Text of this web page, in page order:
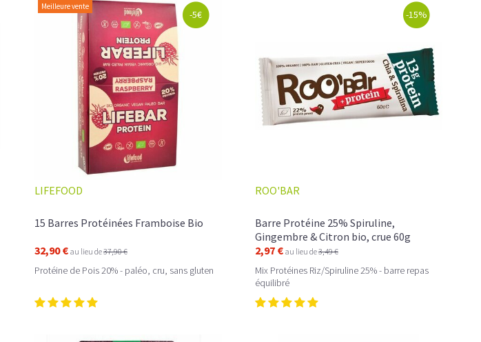
Meilleure vente
-5€
LIFEFOOD
15 Barres Protéinées Framboise Bio
32,90 € au lieu de37,90 €
Protéine de Pois 20% - paléo, cru, sans gluten
-15%
ROO'BAR
Barre Protéine 25% Spiruline,
Gingembre & Citron bio, crue 60g
2,97 € au lieu de3,49 €
Mix Protéines Riz/Spiruline 25% - barre repas
équilibré